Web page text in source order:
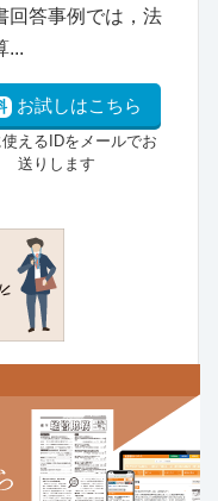
回答事例では，法
...
お試しはこちら
えるIDをメールでお
送りします